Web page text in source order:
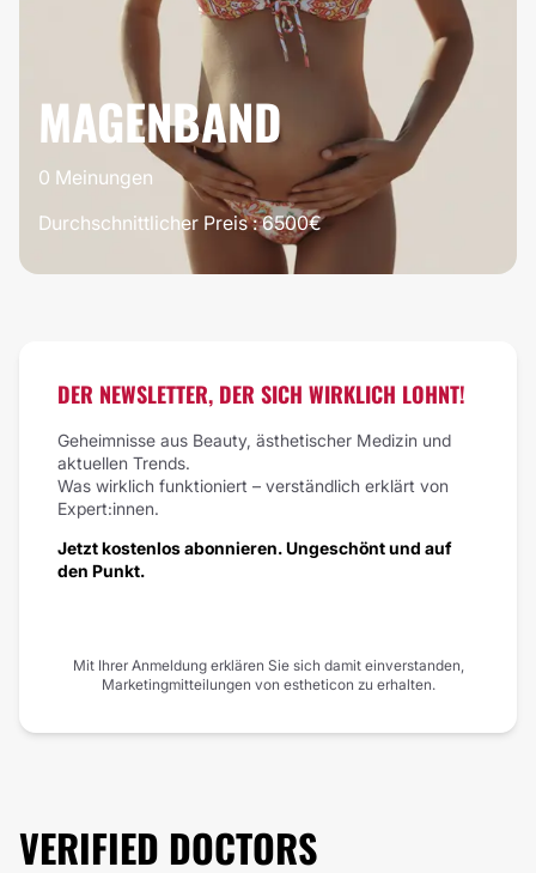
MAGENBAND
0 Meinungen
Durchschnittlicher Preis : 6500€
DER NEWSLETTER, DER SICH WIRKLICH LOHNT!
Geheimnisse aus Beauty, ästhetischer Medizin und
aktuellen Trends.
Was wirklich funktioniert – verständlich erklärt von
Expert:innen.
Jetzt kostenlos abonnieren. Ungeschönt und auf
den Punkt.
Mit Ihrer Anmeldung erklären Sie sich damit einverstanden,
Marketingmitteilungen von estheticon zu erhalten.
VERIFIED DOCTORS